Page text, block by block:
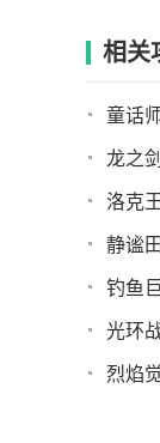
相关
龙之
钓鱼
光环